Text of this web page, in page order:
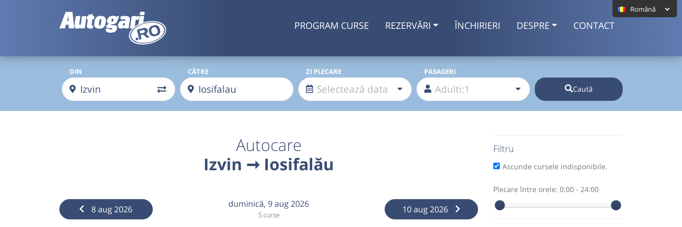
PROGRAM CURSE REZERVĂRI ÎNCHIRIERI DESPRE CONTACT
DIN CĂTRE ZI PLECARE PASAGERI
Caută
Filtru
Ascunde cursele indisponibile.
Plecare între orele: 0:00 - 24:00
Autocare
Izvin ➞ Iosifalău
8 aug 2026 duminică, 9 aug 2026
5 curse 10 aug 2026